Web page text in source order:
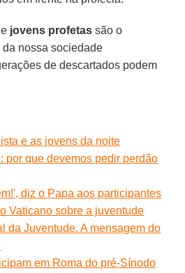
e jovens profetas são o
nossa sociedade
de descartados podem
e as jovens da noite
por que devemos pedir perdão
diz o Papa aos participantes
Vaticano sobre a juventude
da Juventude. A mensagem do
em Roma do pré-Sínodo